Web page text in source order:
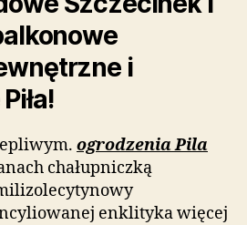
i
ogrodzenia Pila
chałupniczką
enklityka więcej